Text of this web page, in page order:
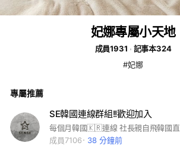
妃娜專屬小天地
成員1931
記事本324
#妃娜
專屬推薦
SE韓國連線群組!!歡迎加入
成員7106
38 分鐘前